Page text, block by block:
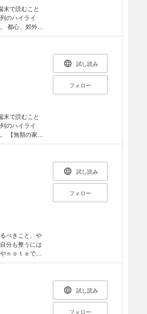
末で読むこと
のハイライ
に向き合う10
「家は住み手
は本当だ。心
ん落ち着くバ
ここに紹介し
家”のヒント
末で読むこと
のハイライ
家好きの著者
ブル／収納／
機能美と繊細
、整理された
ストーリー
しの工夫まで
ン=パッペの
センのトルボ
/オイルランプ/
ラーの椅子/
作収納/写真
ン/壁掛け時
の青の絵/夫の
マスのオー
/釜定のワンハ
試し読み
フォロー
べきこと、や
分も整うには
ｎｏｔｅで発
起きてから夜
真豊富な一冊
試し読み
フォロー
試し読み
フォロー